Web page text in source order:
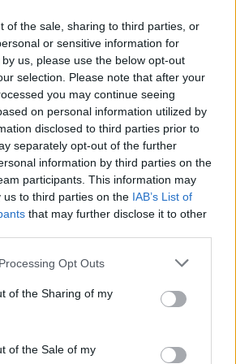
of the sale, sharing to third parties, or
or sensitive information for
us, please use the below opt-out
selection. Please note that after your
you may continue seeing
on personal information utilized by
disclosed to third parties prior to
separately opt-out of the further
information by third parties on the
participants. This information may
us to third parties on the IAB’s List of
that may further disclose it to other
Opt Outs
of the Sharing of my
of the Sale of my
πρόβλεψης ελάχιστου μισθώματος
ολικής μίσθωσης Ε.Ι.Χ. με
Σε κάθε περίπτωση, αν κριθεί
παρέμβαση επί του μισθώματος,
καθορισμού του να είναι ανάλογος
του μισθώματος στα
μίσθωμα αυτή τη στιγμή έχει
για διάρκεια μίσθωσης 3 ωρών και
μίσθωσης 30 λεπτών.
υποχρέωσης προηγούμενης λήψης
για τη δραστηριοποίηση στην
διαμεσολάβησης για τη μίσθωση
επαγγελματία οδηγό.
αλλαγές θέλει η ΠΟΕΕΜΟ
κινητοποιήσεις
έχουν συμπεριληφθεί στο
και η Πανελλήνια Ομοσπονδία
με Οδηγό (Π.Ο.Ε.Ε.Μ.Ο.)